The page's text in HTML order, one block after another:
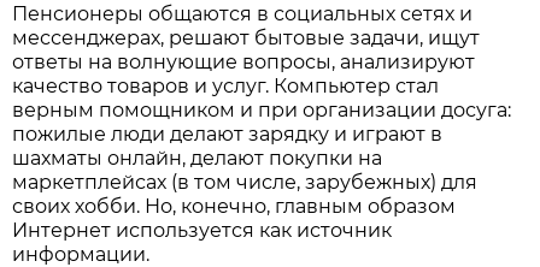
Пенсионеры общаются в социальных сетях и
мессенджерах, решают бытовые задачи, ищут
ответы на волнующие вопросы, анализируют
качество товаров и услуг. Компьютер стал
верным помощником и при организации досуга:
пожилые люди делают зарядку и играют в
шахматы онлайн, делают покупки на
маркетплейсах (в том числе, зарубежных) для
своих хобби. Но, конечно, главным образом
Интернет используется как источник
информации.